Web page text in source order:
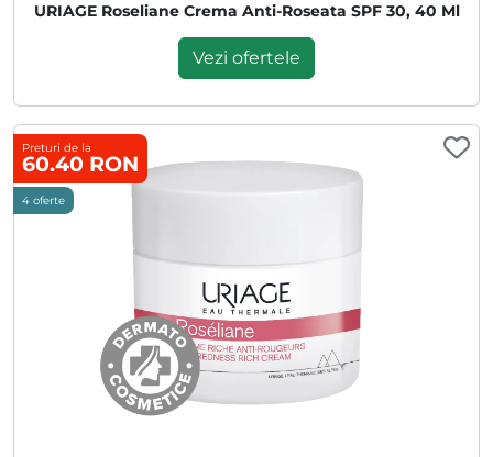
URIAGE Roseliane Crema Anti-Roseata SPF 30, 40 Ml
Vezi ofertele
Preturi de la
60.40 RON
4 oferte